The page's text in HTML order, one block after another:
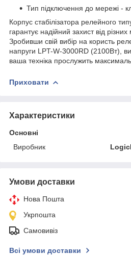
Тип підключення до мережі -
Корпус стабілізатора релейного
гарантує надійний захист від
Зробивши свій вибір на користь
напруги LPT-W-3000RD (2100Вт),
ваша техніка прослужить
Приховати
Характеристики
Основні
Виробник
Умови доставки
Нова Пошта
Укрпошта
Самовивіз
Всі умови доставки